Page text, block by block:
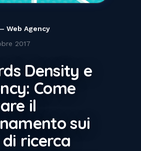
Web Agency
2017
Density e
Come
il
sui
ricerca